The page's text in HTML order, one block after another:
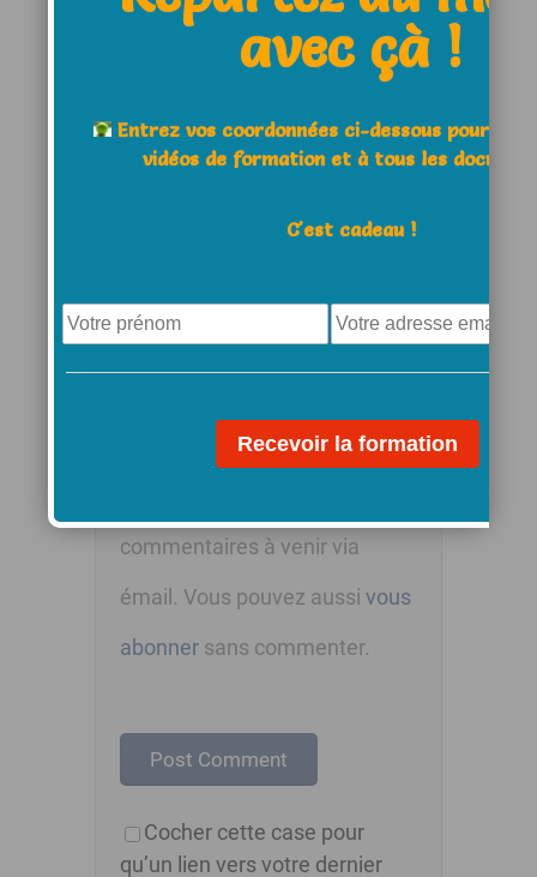
Save my name, email, and
Comment
commentaires à venir via
émail. Vous pouvez aussi vous
abonner sans commenter.
Cocher cette case pour
qu’un lien vers votre dernier
avec çà !
Entrez vos coordonnées ci-dessous pour
vidéos de formation et à tous les
C'est cadeau !